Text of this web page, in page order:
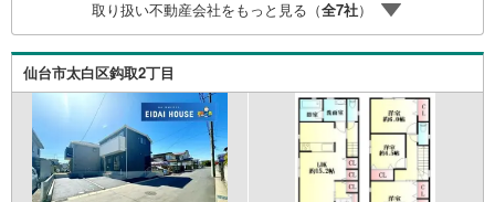
日火・水曜日※店舗により変動あり）現地のご案内も可能で
すので、どうぞお気軽にお問い合わせください！
取り扱い不動産会社をもっと見る（全7社）
仙台市太白区鈎取2丁目